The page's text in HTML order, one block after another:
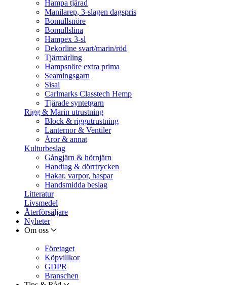
Hampa tjärad
Manilarep, 3-slagen dagspris
Bomullsnöre
Bomullslina
Hampex 3-sl
Dekorline svart/marin/röd
Tjärmärling
Hampsnöre extra prima
Seamingsgarn
Sisal
Carlmarks Classtech Hemp
Tjärade syntetgarn
Rigg & Marin utrustning
Block & riggutrustning
Lanternor & Ventiler
Åror & annat
Kulturbeslag
Gångjärn & hörnjärn
Handtag & dörrtrycken
Hakar, varpor, haspar
Handsmidda beslag
Litteratur
Livsmedel
Återförsäljare
Nyheter
Om oss
Företaget
Köpvillkor
GDPR
Branschen